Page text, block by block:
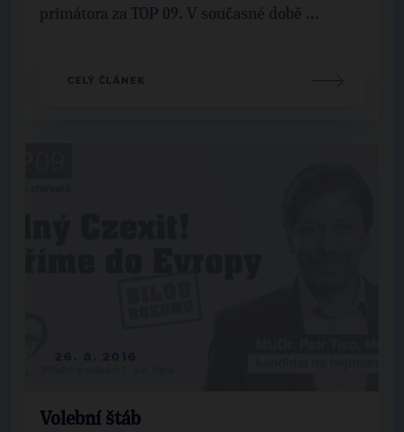
primátora za TOP 09. V současné době ...
CELÝ ČLÁNEK
Volební štáb